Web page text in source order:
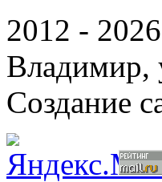
2012 -
Владимир,
Создание